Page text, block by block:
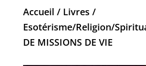
Accueil / Livres /
Esotérisme/Religion/
DE MISSIONS DE VIE